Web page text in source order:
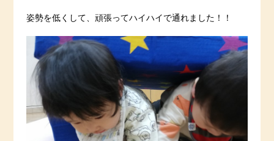
姿勢を低くして、頑張ってハイハイで通れました！！